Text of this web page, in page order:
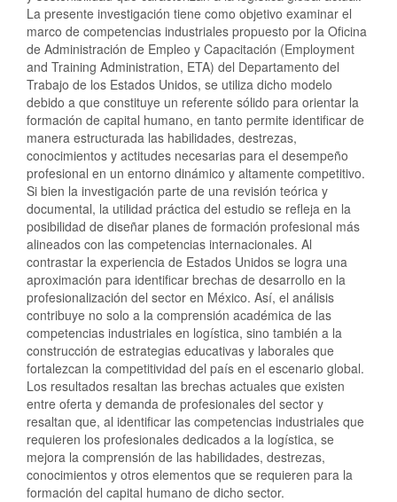
La presente investigación tiene como objetivo examinar el
marco de competencias industriales propuesto por la Oficina
de Administración de Empleo y Capacitación (Employment
and Training Administration, ETA) del Departamento del
Trabajo de los Estados Unidos, se utiliza dicho modelo
debido a que constituye un referente sólido para orientar la
formación de capital humano, en tanto permite identificar de
manera estructurada las habilidades, destrezas,
conocimientos y actitudes necesarias para el desempeño
profesional en un entorno dinámico y altamente competitivo.
Si bien la investigación parte de una revisión teórica y
documental, la utilidad práctica del estudio se refleja en la
posibilidad de diseñar planes de formación profesional más
alineados con las competencias internacionales. Al
contrastar la experiencia de Estados Unidos se logra una
aproximación para identificar brechas de desarrollo en la
profesionalización del sector en México. Así, el análisis
contribuye no solo a la comprensión académica de las
competencias industriales en logística, sino también a la
construcción de estrategias educativas y laborales que
fortalezcan la competitividad del país en el escenario global.
Los resultados resaltan las brechas actuales que existen
entre oferta y demanda de profesionales del sector y
resaltan que, al identificar las competencias industriales que
requieren los profesionales dedicados a la logística, se
mejora la comprensión de las habilidades, destrezas,
conocimientos y otros elementos que se requieren para la
formación del capital humano de dicho sector.